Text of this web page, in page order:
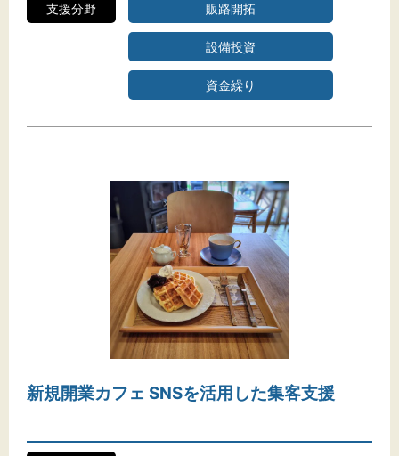
支援分野 販路開拓
設備投資
資金繰り
新規開業カフェ SNSを活用した集客支援